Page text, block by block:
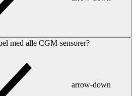
med alle CGM-sensorer?
arrow-down